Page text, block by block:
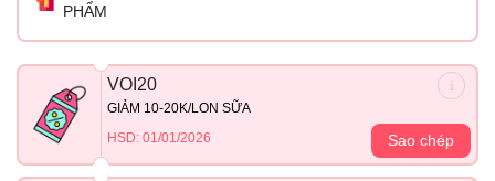
PHẨM
VOI20
GIẢM 10-20K/LON SỮA
HSD: 01/01/2026
Sao chép